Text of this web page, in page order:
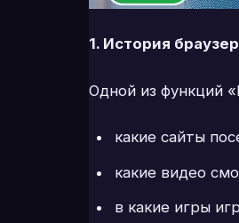
1. История
Одной из функций
какие сайты
какие видео
в какие игры